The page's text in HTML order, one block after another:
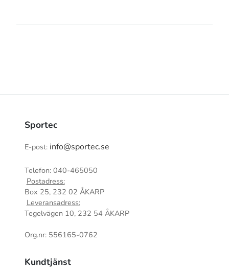
Sportec
E-post: info@sportec.se
Telefon: 040-465050
Postadress:
Box 25, 232 02 ÅKARP
Leveransadress:
Tegelvägen 10, 232 54 ÅKARP
Org.nr: 556165-0762
Kundtjänst